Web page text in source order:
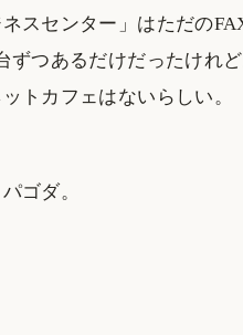
スセンター」はただの
つあるだけだったけれど
トカフェはないらしい。
ゴダ。